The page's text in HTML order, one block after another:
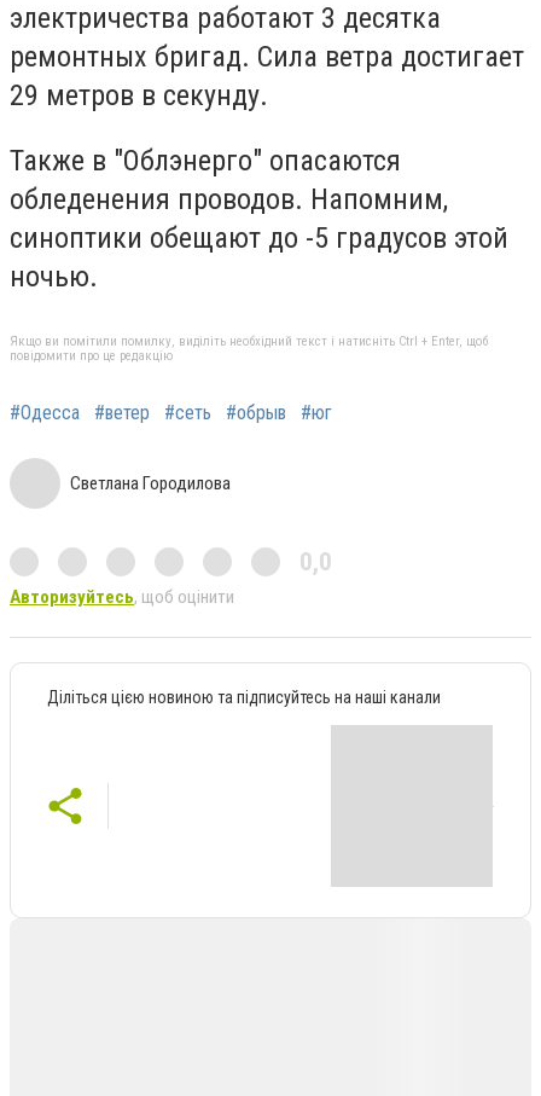
электричества работают 3 десятка
ремонтных бригад. Сила ветра достигает
29 метров в секунду.
Также в "Облэнерго" опасаются
обледенения проводов. Напомним,
синоптики обещают до -5 градусов этой
ночью.
Якщо ви помітили помилку, виділіть необхідний текст і натисніть Ctrl + Enter, щоб
повідомити про це редакцію
#Одесса #ветер #сеть #обрыв #юг
Светлана Городилова
0,0
Авторизуйтесь, щоб оцінити
Діліться цією новиною та підписуйтесь на наші канали